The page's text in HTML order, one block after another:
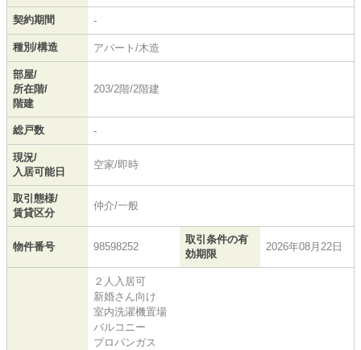
契約期間 -
種別/構造 アパート/木造
部屋/
所在階/
階建
203/2階/2階建
総戸数 -
現況/
入居可能日
空家/即時
取引態様/
賃貸区分
仲介/一般
物件番号 98598252
取引条件の有
効期限
2026年08月22日
２人入居可
新婚さん向け
室内洗濯機置場
バルコニー
プロパンガス